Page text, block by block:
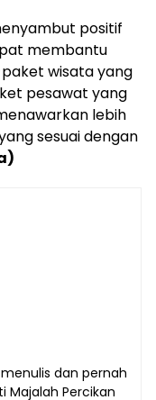
positif
membantu
wisata yang
pesawat yang
lebih
sesuai dengan
dan pernah
Majalah Percikan